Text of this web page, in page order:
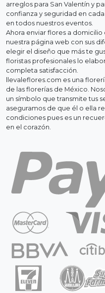
arreglos para San Valentín y
confianza y seguridad en
en todos nuestros eventos.
Ahora enviar flores a
nuestra página web con sus
elegir el diseño que más te
floristas profesionales lo
completa satisfacción.
llevaleflores.com es una
de las florerías de México.
un símbolo que transmite tus
aseguramos de que él o ella
condiciones pues es un
en el corazón.